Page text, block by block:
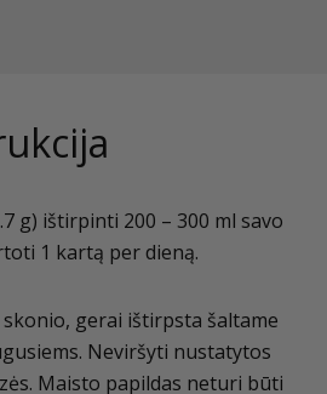
g) ištirpinti 200 – 300 ml savo
1 kartą per dieną.
gerai ištirpsta šaltame
Neviršyti nustatytos
Maisto papildas neturi būti